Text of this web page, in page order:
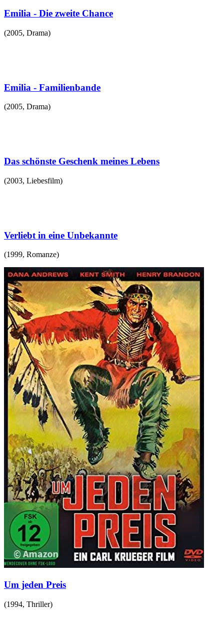
Emilia - Die zweite Chance
(2005, Drama)
Emilia - Familienbande
(2005, Drama)
Das schönste Geschenk meines Lebens
(2003, Liebesfilm)
Verliebt in eine Unbekannte
(1999, Romanze)
Um jeden Preis
(1994, Thriller)